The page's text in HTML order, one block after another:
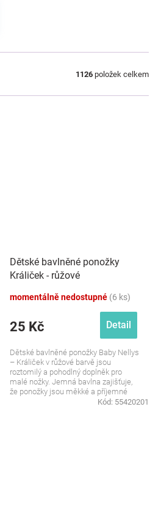
1126 položek celkem
Dětské bavlněné ponožky
Králiček - růžové
momentálně nedostupné (6 ks)
25 Kč Detail
Dětské bavlněné ponožky Baby Nellys
– Králiček v růžové barvě jsou
roztomilý a pohodlný doplněk pro
malé nožky. Jemná bavlna zajišťuje,
že ponožky jsou měkké a příjemné
Kód: 55420201